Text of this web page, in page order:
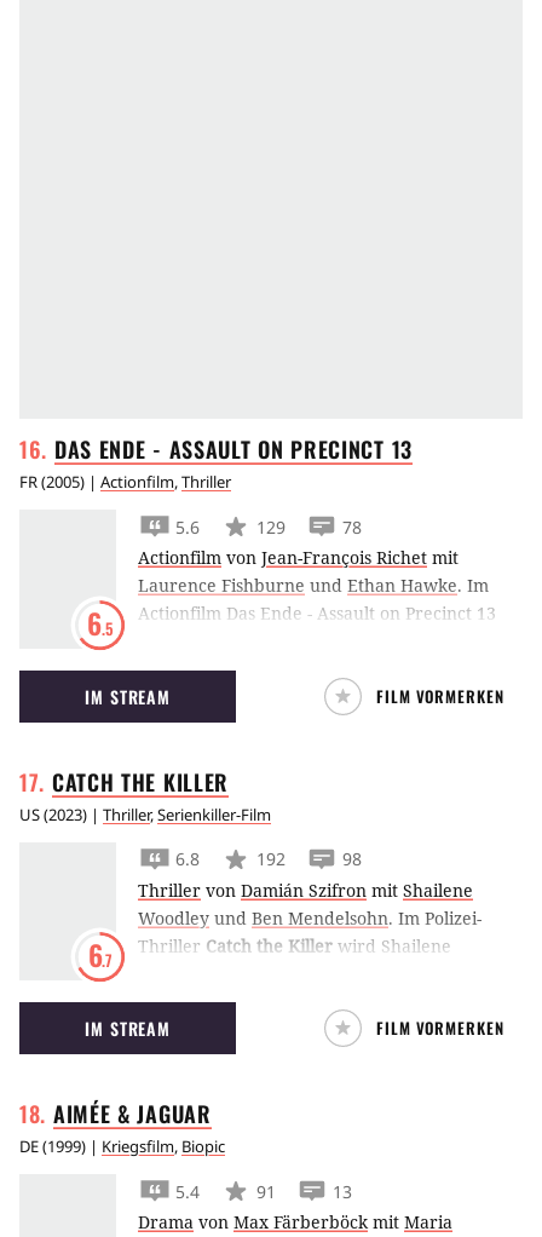
DAS ENDE - ASSAULT ON PRECINCT 13
FR(2005) | Actionfilm,Thriller
6.5
5.6 129
78
Actionfilm von Jean-François Richet mit
Laurence Fishburne und Ethan Hawke. Im
Actionfilm Das Ende - Assault on Precinct 13
muss sich auf Schwerkriminelle verlassen, um
zu überleben.
IM STREAM FILM VORMERKEN
CATCH THE KILLER
US(2023) | Thriller,Serienkiller-Film
6.7
6.8 192
98
Thriller von Damián Szifron mit Shailene
Woodley und Ben Mendelsohn. Im Polizei-
Thriller Catch the Killer wird Shailene
Mendelsohn rekrutiert, um einen
Massenmörder zu schnappen.
IM STREAM FILM VORMERKEN
AIMÉE &JAGUAR
DE(1999) | Kriegsfilm, Biopic
5.4 91
13
Drama von Max Färberböckmit Maria